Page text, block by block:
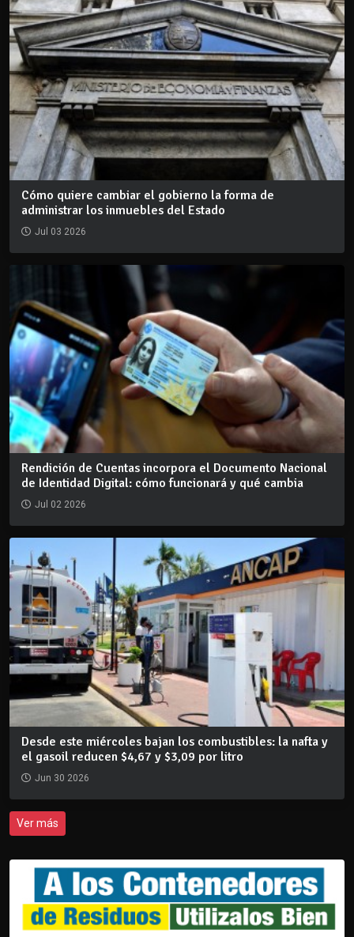
Cómo quiere cambiar el gobierno la forma de
administrar los inmuebles del Estado
Jul 03 2026
Rendición de Cuentas incorpora el Documento Nacional
de Identidad Digital: cómo funcionará y qué cambia
Jul 02 2026
Desde este miércoles bajan los combustibles: la nafta y
el gasoil reducen $4,67 y $3,09 por litro
Jun 30 2026
Ver más